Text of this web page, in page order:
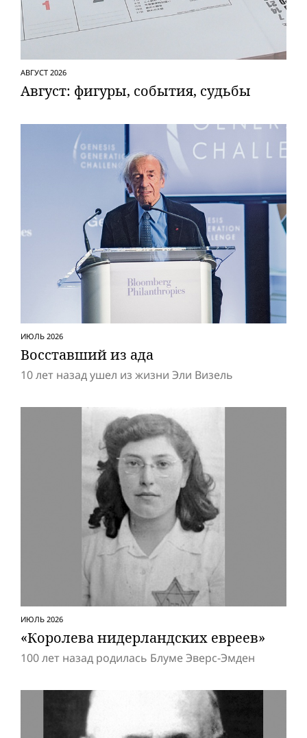
АВГУСТ 2026
Август: фигуры, события, судьбы
ИЮЛЬ 2026
Восставший из ада
10 лет назад ушел из жизни Эли Визель
ИЮЛЬ 2026
«Королева нидерландских евреев»
100 лет назад родилась Блуме Эверс-Эмден